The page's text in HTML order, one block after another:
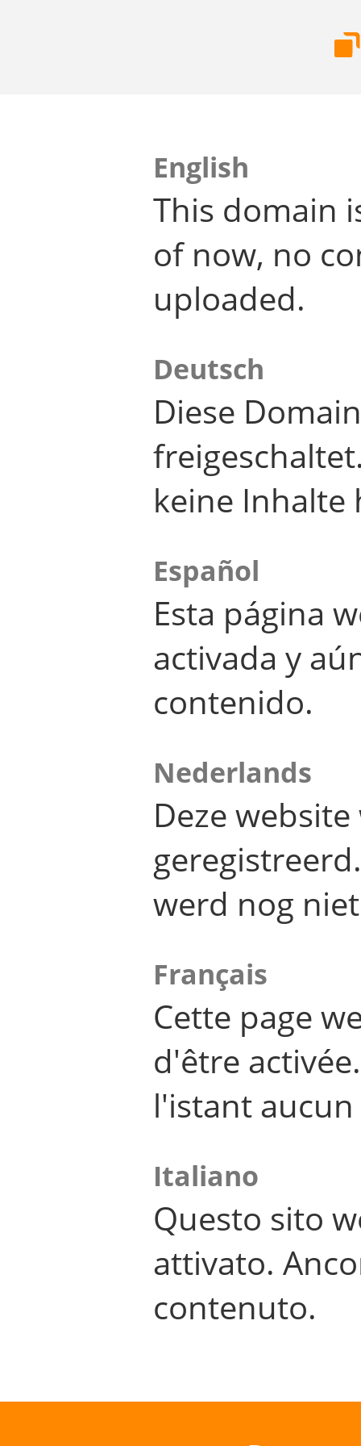
English
This domain
of now, no
uploaded.
Deutsch
Diese
keine Inhalte
Español
Esta página
activada y
contenido.
Nederlands
Deze
werd nog
Français
Cette page
d'être
l'istant
Italiano
Questo sito
attivato.
contenuto.